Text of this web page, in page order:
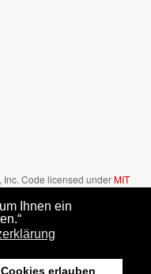
Ihnen ein
Cookies erlauben
Inc. Code licensed underMIT
.